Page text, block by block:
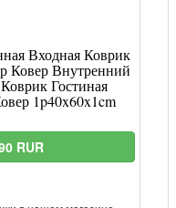
Входная Коврик
Ковер Внутренний
Гостиная
1p40x60x1cm
RUR